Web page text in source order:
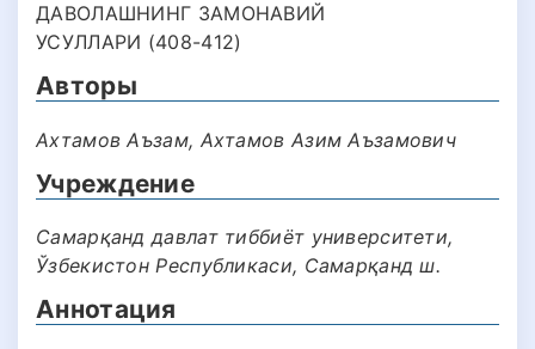
ДАВОЛАШНИНГ ЗАМОНАВИЙ
УСУЛЛАРИ (408-412)
Авторы
Ахтамов Аъзам, Ахтамов Азим Аъзамович
Учреждение
Самарқанд давлат тиббиёт университети,
Ўзбекистон Республикаси, Самарқанд ш.
Аннотация